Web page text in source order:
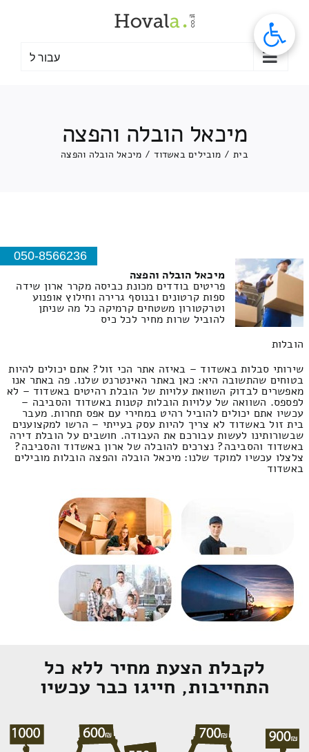
עבור ל
מיכאל הובלה והפצה
בית / מובילים באשדוד / מיכאל הובלה והפצה
050-8566236
מיכאל הובלה והפצה
פריטים בודדים מכונת כביסה מקרר ארון שידה
ספות קרטונים ובנוסף גרירה וחילוץ אופנוע
וטרקטורון משטחים קרמיקה כל מה שניתן
להוביל שרות מחיר לכל כיס
הובלות
שירותי סבלות באשדוד – באיזה אתר הכי זול? אתם יכולים להיות
בטוחים שהתשובה היא: כאן באתר האינטרנט שלנו. פה באתר אנו
מאפשרים לבדוק השוואת עלויות של הובלת רהיטים באשדוד – לא
לפספס. השוואה של עלויות הובלות קטנות באשדוד והסביבה –
עכשיו אתם יכולים להוביל רהיט במחירי עם אפס תחרות. מעבר
בית זול באשדוד לא צריך להיות עסק בעייתי – הרשו למקצוענים
שבשורותינו לעשות עבורכם את העבודה. חושבים על הובלת דירה
באשדוד והסביבה? נצרכים להובלה של ארון באשדוד והסביבה?
צלצלו עכשיו למוקד שלנו: מיכאל הובלה והפצה הובלות מובילים
באשדוד
לקבלת הצעת מחיר ללא כל
התחייבות, חייגו כבר עכשיו